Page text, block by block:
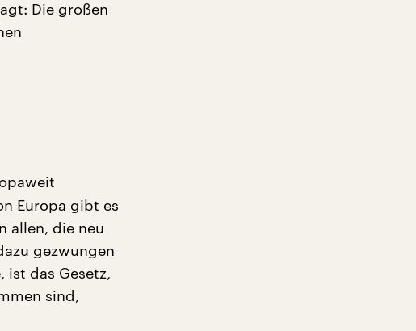
Die großen
Europa gibt es
allen, die neu
gezwungen
ist das Gesetz,
sind,